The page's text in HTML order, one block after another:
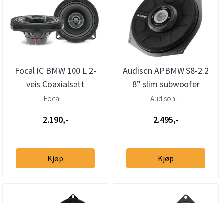
Focal IC BMW 100 L 2-
veis Coaxialsett
Focal ...
2.190,-
Kjøp
Audison APBMW S8-2.2
8” slim subwoofer
BMW/Mini 2 Ohm (stk)
Audison ...
2.495,-
Kjøp